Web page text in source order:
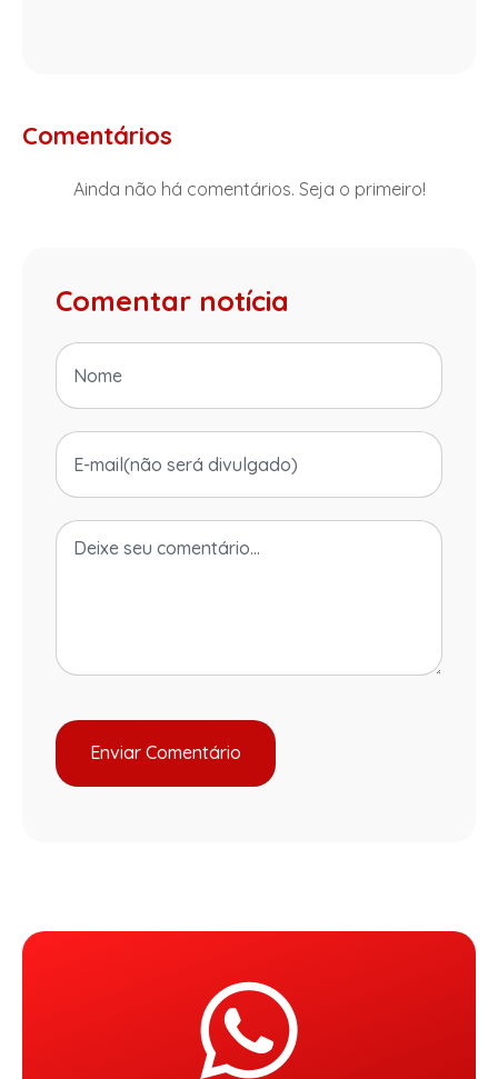
Comentários
Ainda não há comentários. Seja o primeiro!
Comentar notícia